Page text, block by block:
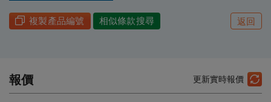
複製產品編號 相似條款搜尋 返回
更新實時報價
報價